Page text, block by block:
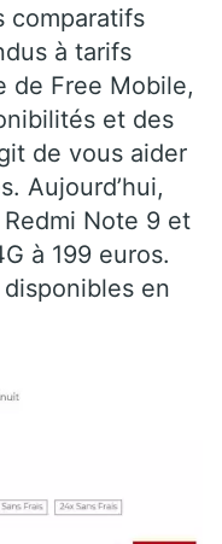
comparatifs
à tarifs
de Free Mobile,
et des
de vous aider
Aujourd’hui,
Note 9 et
à 199 euros.
disponibles en